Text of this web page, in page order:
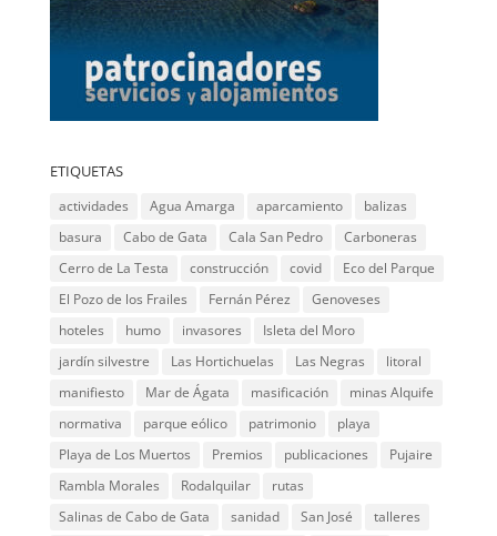
ETIQUETAS
actividades Agua Amarga aparcamiento
balizas
basura
Cabo de Gata Cala San Pedro
Carboneras
Cerro de La Testa
construcción covid
Eco del Parque
El Pozo de los Frailes
Fernán Pérez
Genoveses
hoteles
humo invasores
Isleta del Moro
jardín silvestre
Las Hortichuelas Las Negras
litoral
manifiesto
Mar de Ágata masificación
minas Alquife
normativa
parque eólico patrimonio
playa
Playa de Los Muertos
Premios publicaciones
Pujaire
Rambla Morales
Rodalquilar
rutas
Salinas de Cabo de Gata
sanidad San José
talleres